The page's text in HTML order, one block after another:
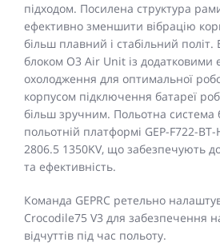
підходом. Посилена структура
ефективно зменшити вібрацію
більш плавний і стабільний
блоком O3 Air Unit із додатковими
охолодження для оптимальної
корпусом підключення батареї
більш зручним. Польотна система
польотній платформі GEP-F722-BT-
2806.5 1350KV, що забезпечують
та ефективність.
Команда GEPRC ретельно
Crocodile75 V3 для забезпечення
відчуттів під час польоту.